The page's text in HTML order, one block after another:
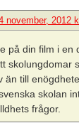
november, 2012
på din film i en
skolungdomar
än till
skolan
frågor.